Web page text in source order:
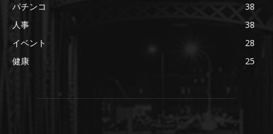
パチンコ
38
人事
38
イベント
28
健康
25